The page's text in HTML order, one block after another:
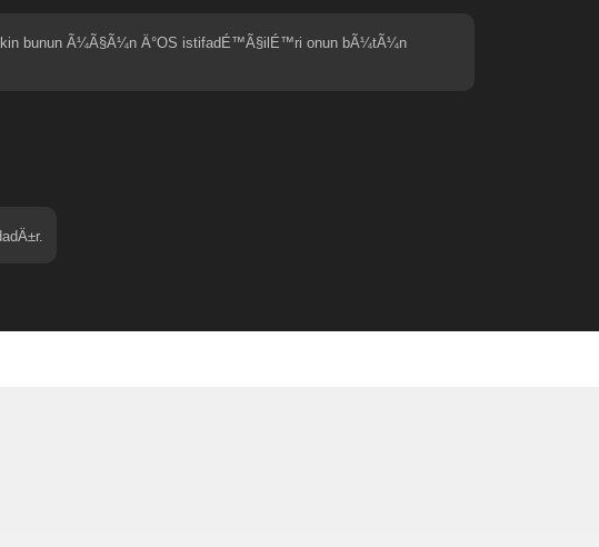
bunun Ã¼Ã§Ã¼n Ä°OS istifadÉ™Ã§ilÉ™ri onun bÃ¼tÃ¼n